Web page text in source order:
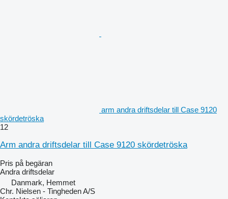
arm andra driftsdelar till Case 9120
skördetröska
12
Arm andra driftsdelar till Case 9120 skördetröska
Pris på begäran
Andra driftsdelar
Danmark, Hemmet
Chr. Nielsen - Tingheden A/S